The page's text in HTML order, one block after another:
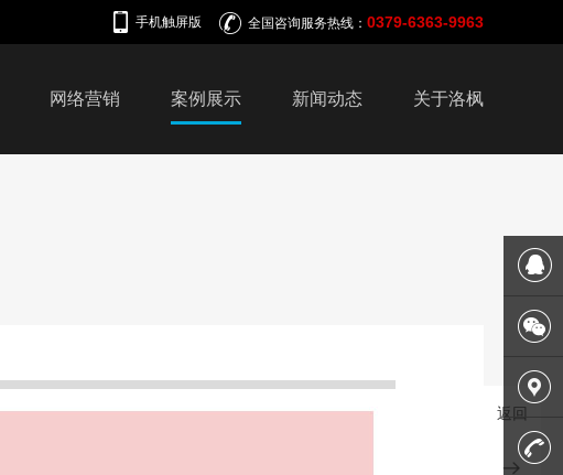
全国咨询服务热线： 0379-6363-9963
手机触屏版
网络营销 案例展示 新闻动态 关于洛枫
返回
在线客
服
微信平
台
联系我